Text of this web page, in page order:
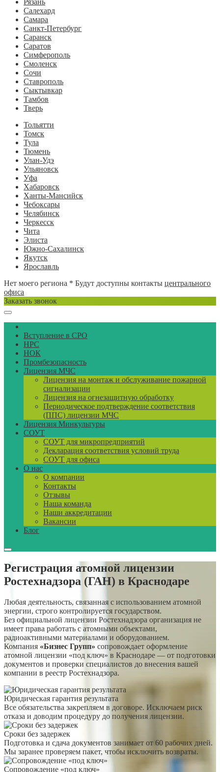
Рязань
Салехард
Самара
Санкт-Петербург
Саранск
Саратов
Симферополь
Смоленск
Сочи
Ставрополь
Сыктывкар
Тамбов
Тверь
Тольятти
Томск
Тула
Тюмень
Улан-Удэ
Ульяновск
Уфа
Хабаровск
Ханты-Мансийск
Чебоксары
Челябинск
Черкесск
Чита
Элиста
Южно-Сахалинск
Якутск
Ярославль
Нет моего региона * Будут доступны контакты центрального
офиса
Заказать звонок
Вступление в СРО
НРС
НОК
Промбезопасность
Лицензия МЧС
Лицензия на монтаж и обслуживание пожарной
сигнализации
Лицензия на огнезащитную обработку
Периодическое подтверждение соответствия
(ППС) лицензии МЧС
Лицензия Минкультуры
СОУТ
СОУТ для микропредприятий
Декларация соответствия условий труда
СОУТ для офиса
О нас
О компании
Контакты
Отзывы
Наша команда
Наши аккредитации
Вакансии
Блог
Регистрация атомной лицензии
Ростехнадзора (ГАН) в Краснодаре
Любая деятельность, связанная с использованием атомной
энергии, строго контролируется государством.
Без официальной лицензии Ростехнадзора организация не
имеет права работать с атомными объектами,
радиоактивными материалами и оборудованием.
Компания «Бизнес Групп» сопровождает оформление
атомной лицензии «под ключ» в Краснодаре — от подготовки
документов и проверки специалистов до внесения вашей
компании в реестр Ростехнадзора.
Юридическая гарантия результата
Все обязательства закрепляем в договоре. Исключаем риск
отказа и доводим процедуру до получения лицензии.
Сроки без задержек
Подготовка и сдача документов занимает от 60 рабочих дней.
Мы заранее проверяем пакет, чтобы исключить возвраты.
Сопровождение «под ключ»